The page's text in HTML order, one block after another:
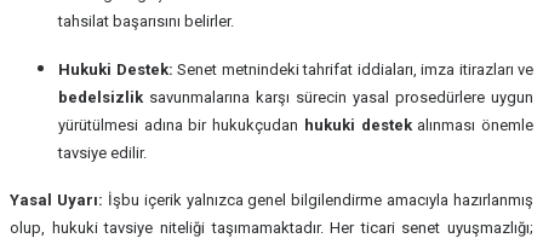
tahsilat başarısını belirler.
Hukuki Destek: Senet metnindeki tahrifat iddiaları, imza itirazları ve
bedelsizlik savunmalarına karşı sürecin yasal prosedürlere uygun
yürütülmesi adına bir hukukçudan hukuki destekalınması önemle
tavsiye edilir.
Yasal Uyarı: İşbu içerik yalnızca genel bilgilendirme amacıyla hazırlanmış
olup, hukuki tavsiye niteliği taşımamaktadır. Her ticari senet uyuşmazlığı;